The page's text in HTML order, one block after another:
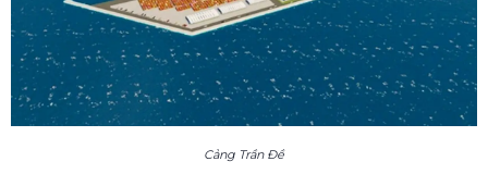
Cảng Trần Đề